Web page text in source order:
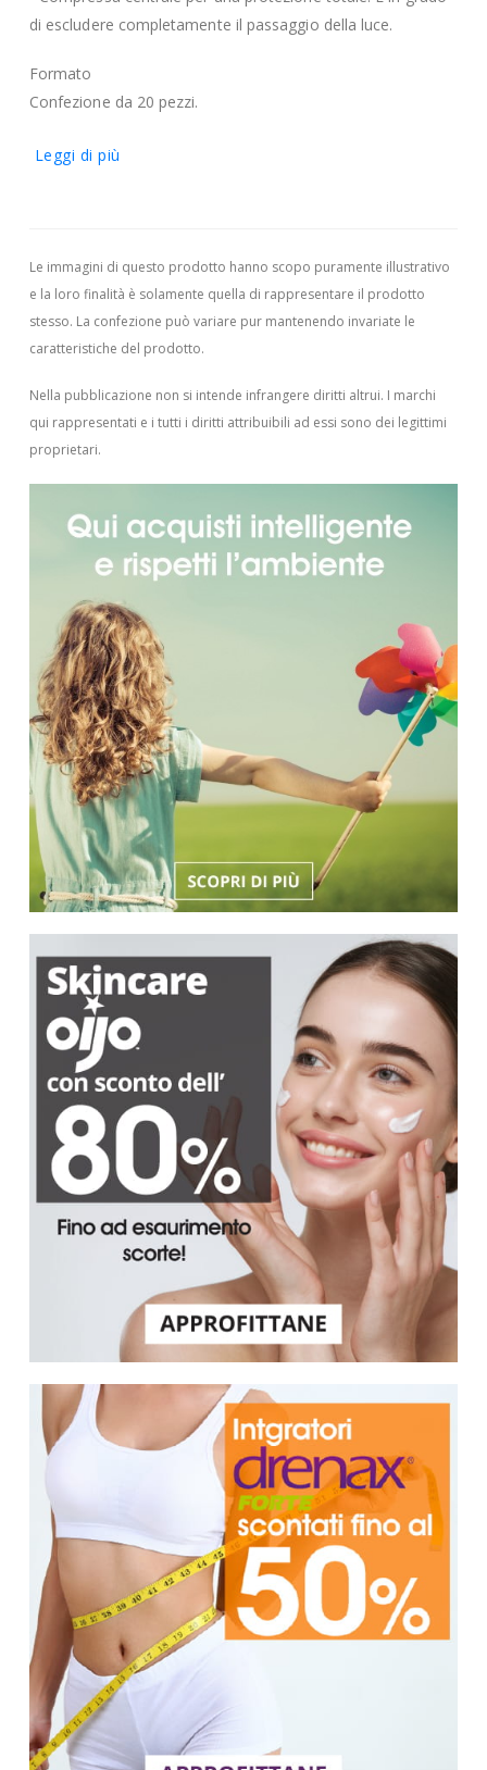
di escludere completamente il passaggio della luce.
Formato
Confezione da 20 pezzi.
Leggi di più
Le immagini di questo prodotto hanno scopo puramente illustrativo
e la loro finalità è solamente quella di rappresentare il prodotto
stesso. La confezione può variare pur mantenendo invariate le
caratteristiche del prodotto.
Nella pubblicazione non si intende infrangere diritti altrui. I marchi
qui rappresentati e i tutti i diritti attribuibili ad essi sono dei legittimi
proprietari.